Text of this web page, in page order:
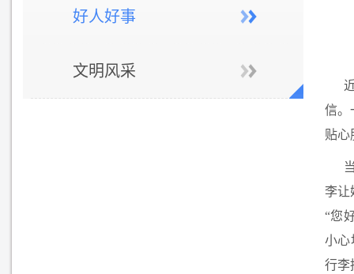
好人好事
文明风采
信。
贴心
李让
“您
小心
行李